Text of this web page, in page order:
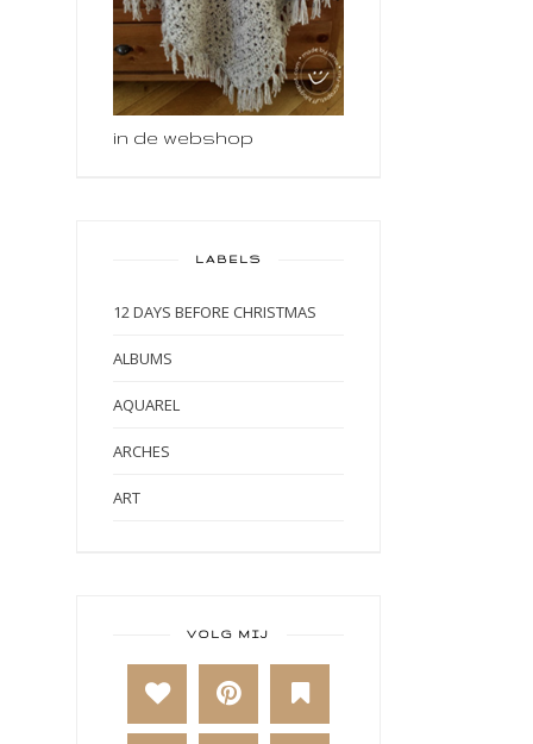
in de webshop
LABELS
12 DAYS BEFORE CHRISTMAS
ALBUMS
AQUAREL
ARCHES
ART
BAKKEN
BEESTENBOEL
VOLG MIJ